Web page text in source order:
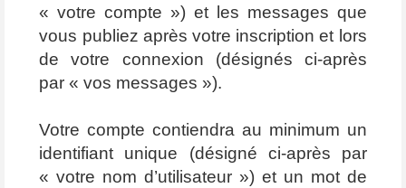
« votre compte ») et les messages que
vous publiez après votre inscription et lors
de votre connexion (désignés ci-après
par « vos messages »).
Votre compte contiendra au minimum un
identifiant unique (désigné ci-après par
« votre nom d’utilisateur ») et un mot de